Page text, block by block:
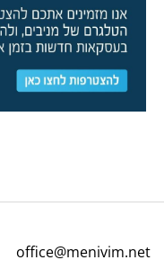
office@menivim.net